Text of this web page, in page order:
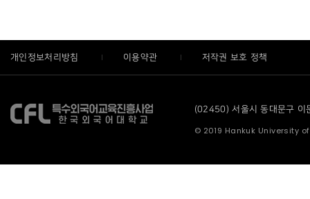
개인정보처리방침 이용약관 저작권 보호 정책
(02450) 서울시 동대문구
© 2019 Hankuk University